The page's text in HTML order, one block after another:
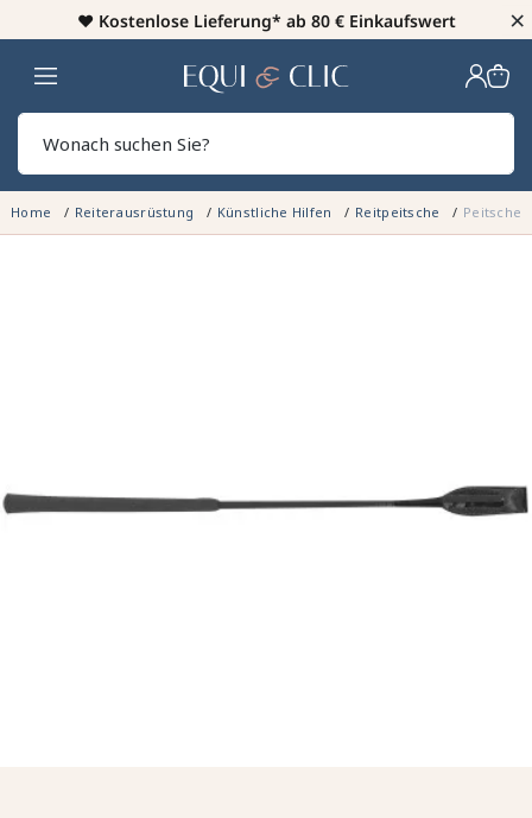
♥️ Kostenlose Lieferung* ab 80 € Einkaufswert ×
Heim
Home Reiterausrüstung Künstliche Hilfen Reitpeitsche Peitsche